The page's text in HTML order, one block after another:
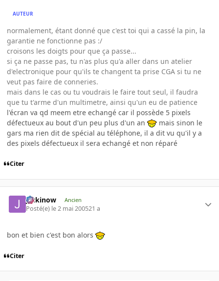
AUTEUR
normalement, étant donné que c'est toi qui a cassé la pin, la
garantie ne fonctionne pas :/
croisons les doigts pour que ça passe...
si ça ne passe pas, tu n'as plus qu'a aller dans un atelier
d'electronique pour qu'ils te changent ta prise CGA si tu ne
veut pas faire de conneries.
mais dans le cas ou tu voudrais le faire tout seul, il faudra
que tu t'arme d'un multimetre, ainsi qu'un eu de patience
l'écran va qd meem etre echangé car il possède 5 pixels
défectueux au bout d'un peu plus d'un an
mais sinon le
gars ma rien dit de spécial au téléphone, il a dit vu qu'il y a
des pixels défectueux il sera echangé et non réparé
Citer
jackinow Ancien
Posté(e) le 2 mai 200521 a
bon et bien c'est bon alors
Citer